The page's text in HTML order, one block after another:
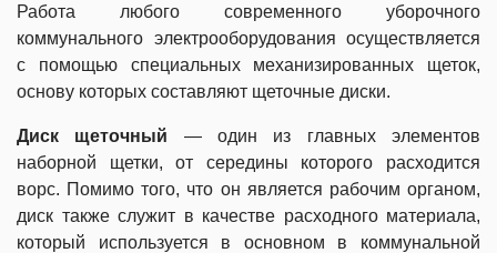
Работа любого современного уборочного
коммунального электрооборудования осуществляется
с помощью специальных механизированных щеток,
основу которых составляют щеточные диски.
Диск щеточный — один из главных элементов
наборной щетки, от середины которого расходится
ворс. Помимо того, что он является рабочим органом,
диск также служит в качестве расходного материала,
который используется в основном в коммунальной